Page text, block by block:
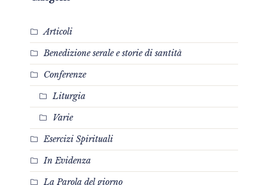
Articoli
Benedizione serale e storie di santità
Conferenze
Liturgia
Varie
Esercizi Spirituali
In Evidenza
La Parola del giorno